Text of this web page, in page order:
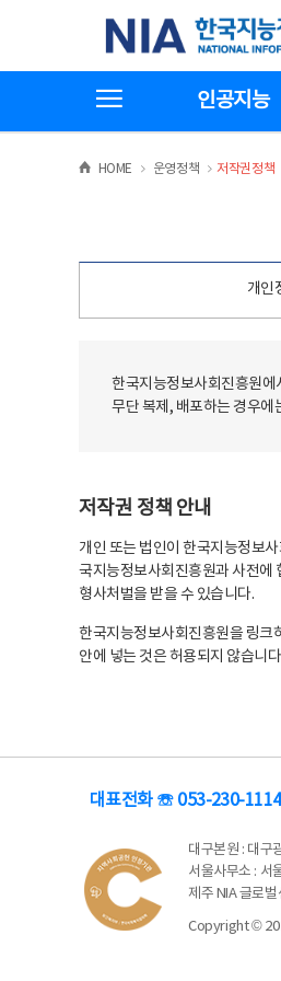
기
한국지능정보사회진흥원
인공지능
HOME >운영정책 >
저작권정책
개인
한국지능정보사회진흥원에
무단 복제, 배포하는 경우
저작권 정책 안내
개인 또는 법인이 한국지능정보
국지능정보사회진흥원과 사전에
형사처벌을 받을 수 있습니다.
한국지능정보사회진흥원을 링크
안에 넣는 것은 허용되지 않습니
대표전화 ☏ 053-230-1114
대구본원 : 대구
서울사무소 : 서
제주 NIA 글로벌
Copyright ©